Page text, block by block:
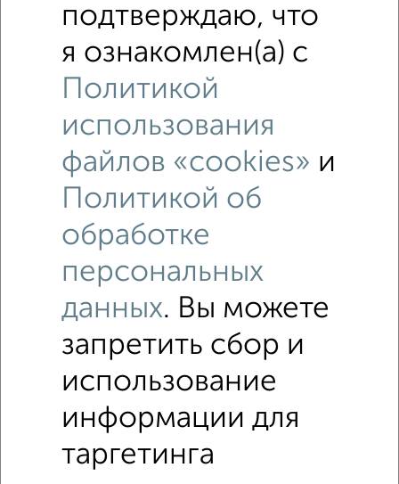
Рядом, с меньшей ценой
Недалеко от Восточная 4 с ценой ниже
Комнаты в общежитии
Поиск по схожим параметрам:
микрорайон Левобережный на улице Восточная
без посредников в кирпичном доме
подтверждаю, что
я ознакомлен(а) с
Политикой
использования
файлов «cookies» и
Политикой об
обработке
персональных
данных. Вы можете
запретить сбор и
использование
информации для
таргетинга